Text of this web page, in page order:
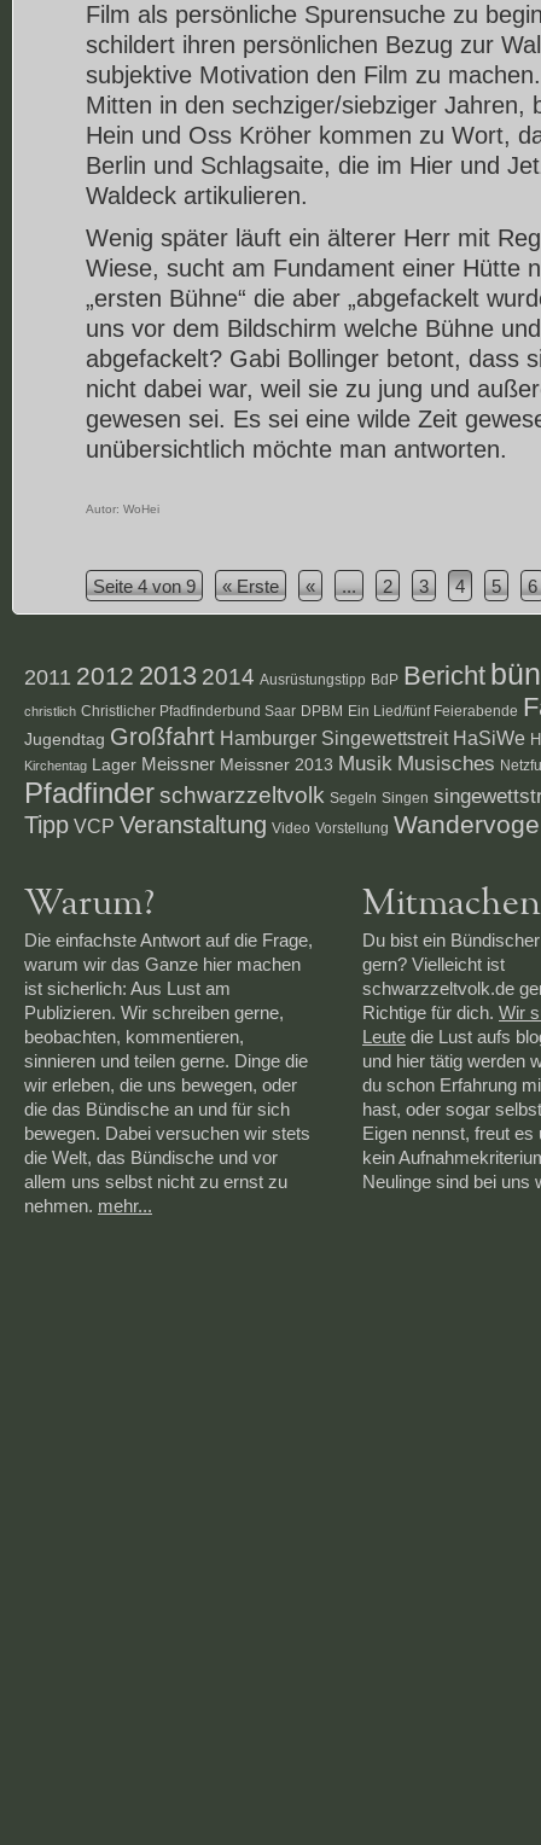
Film als persönliche Spurensuche zu
schildert ihren persönlichen Bezug zur
subjektive Motivation den Film zu
Mitten in den sechziger/siebziger Jahren,
Hein und Oss Kröher kommen zu Wort,
Berlin und Schlagsaite, die im Hier und
Waldeck artikulieren.
Wenig später läuft ein älterer Herr mit
Wiese, sucht am Fundament einer Hütte
„ersten Bühne“ die aber „abgefackelt
uns vor dem Bildschirm welche Bühne
abgefackelt? Gabi Bollinger betont, dass
nicht dabei war, weil sie zu jung und
gewesen sei. Es sei eine wilde Zeit
unübersichtlich möchte man antworten.
Autor: WoHei
Seite 4 von 9 « Erste « ... 2 3 4 5 6
2011 2012 2013 2014 Ausrüstungstipp BdP Bericht
christlich Christlicher Pfadfinderbund Saar DPBM Ein Lied/fünf Feierabende
Jugendtag Großfahrt Hamburger Singewettstreit HaSiWe
Kirchentag Lager Meissner Meissner 2013 Musik Musisches
Pfadfinderschwarzzeltvolk Segeln Singen
Tipp VCP Veranstaltung Video Vorstellung
Warum?
Die einfachste Antwort auf die Frage,
warum wir das Ganze hier machen
ist sicherlich: Aus Lust am
Publizieren. Wir schreiben gerne,
beobachten, kommentieren,
sinnieren und teilen gerne. Dinge die
wir erleben, die uns bewegen, oder
die das Bündische an und für sich
bewegen. Dabei versuchen wir stets
die Welt, das Bündische und vor
allem uns selbst nicht zu ernst zu
nehmen. mehr...
Mitmachen
Du bist ein
gern? Vielleicht ist
schwarzzeltvolk.de
Richtige für dich. Wir
Leute die Lust aufs
und hier tätig werden
du schon Erfahrung
hast, oder sogar
Eigen nennst, freut es
kein
Neulinge sind bei uns